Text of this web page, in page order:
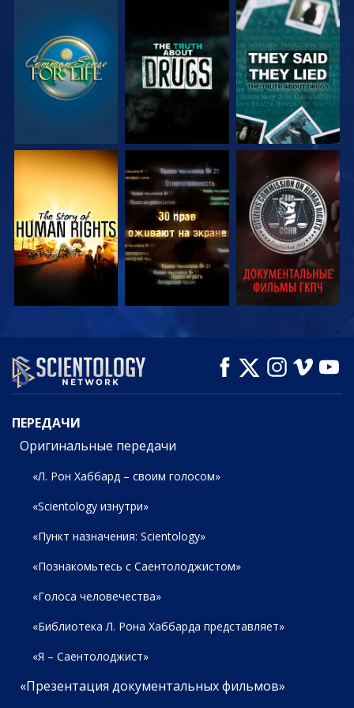
СМОТРЕТЬ СМОТРЕТЬ СМОТРЕТЬ
СМОТРЕТЬ СМОТРЕТЬ СМОТРЕТЬ
СМОТРЕТЬ СМОТРЕТЬ
СМОТРЕТЬ
ПЕРЕДАЧИ
ПЕРЕДАЧИ
Оригинальные передачи
«Л. Рон Хаббард – своим голосом»
«Scientology изнутри»
«Пункт назначения: Scientology»
«Познакомьтесь с Саентолоджистом»
«Голоса человечества»
«Библиотека Л. Рона Хаббарда представляет»
«Я – Саентолоджист»
«Презентация документальных фильмов»